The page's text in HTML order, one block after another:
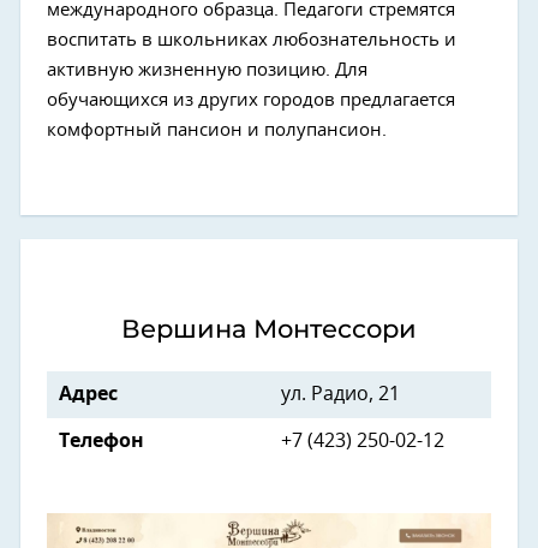
международного образца. Педагоги стремятся
воспитать в школьниках любознательность и
активную жизненную позицию. Для
обучающихся из других городов предлагается
комфортный пансион и полупансион.
Вершина Монтессори
Адрес ул. Радио, 21
Телефон +7 (423) 250-02-12